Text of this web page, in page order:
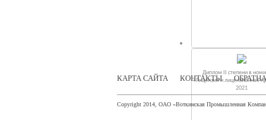
Диплом II степени в
«Лицензия и лицензионная
2021
КАРТА САЙТА КОНТАКТЫ
Copyright 2014, ОАО «Воткинская Промышленная